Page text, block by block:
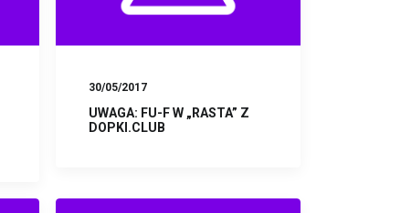
30/05/2017
UWAGA: FU-F W „RASTA” Z
DOPKI.CLUB